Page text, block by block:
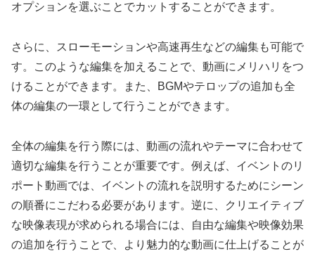
オプションを選ぶことでカットすることができます。
さらに、スローモーションや高速再生などの編集も可能で
す。このような編集を加えることで、動画にメリハリをつ
けることができます。また、BGMやテロップの追加も全
体の編集の一環として行うことができます。
全体の編集を行う際には、動画の流れやテーマに合わせて
適切な編集を行うことが重要です。例えば、イベントのリ
ポート動画では、イベントの流れを説明するためにシーン
の順番にこだわる必要があります。逆に、クリエイティブ
な映像表現が求められる場合には、自由な編集や映像効果
の追加を行うことで、より魅力的な動画に仕上げることが